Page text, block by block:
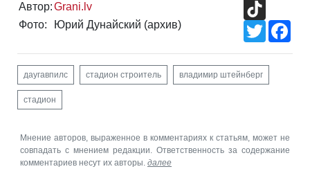
Автор:Grani.lv
Фото:
Юрий Дунайский (архив)
Twitter
даугавпилс стадион строитель владимир штейнберг
стадион
Мнение авторов, выраженное в комментариях к статьям, может не
совпадать с мнением редакции. Ответственность за содержание
комментариев несут их авторы. далее